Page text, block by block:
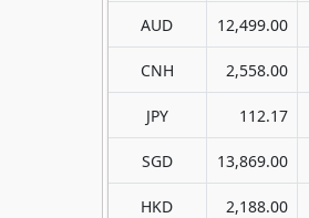
AUD 12,499.00
CNH 2,558.00
JPY 112.17
SGD 13,869.00
HKD 2,188.00